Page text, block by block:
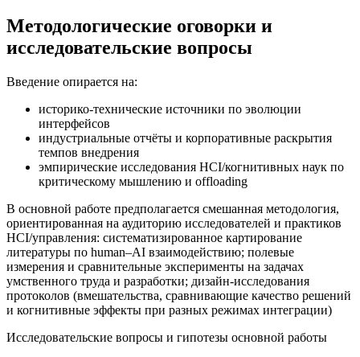
Методологические оговорки и
исследовательские вопросы
Введение опирается на:
историко‑технические источники по эволюции
интерфейсов
индустриальные отчёты и корпоративные раскрытия
темпов внедрения
эмпирические исследования HCI/когнитивных наук по
критическому мышлению и offloading
В основной работе предполагается смешанная методология,
ориентированная на аудиторию исследователей и практиков
HCI/управления: систематизированное картирование
литературы по human–AI взаимодействию; полевые
измерения и сравнительные эксперименты на задачах
умственного труда и разработки; дизайн‑исследования
протоколов (вмешательства, сравнивающие качество решений
и когнитивные эффекты при разных режимах интеграции)
Исследовательские вопросы и гипотезы основной работы